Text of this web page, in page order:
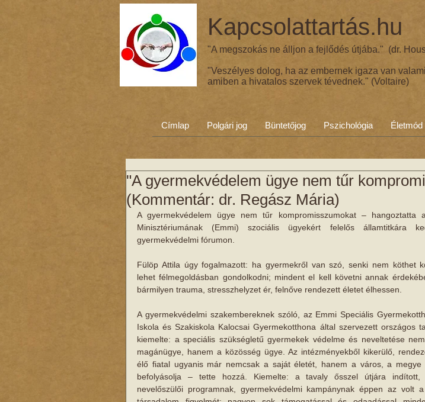
Kapcsolattartás.hu
"A megszokás ne álljon a fejlődés útjába." (dr.
"Veszélyes dolog, ha az embernek igaza van
amiben a hivatalos szervek tévednek." (Voltaire)
Címlap Polgári jog Büntetőjog Pszichológia Életmód
"A gyermekvédelem ügye nem tűr
(Kommentár: dr. Regász Mária)
A gyermekvédelem ügye nem tűr kompromisszumokat – hangoztatta
Minisztériumának (Emmi) szociális ügyekért felelős államtitkára
gyermekvédelmi fórumon.
Fülöp Attila úgy fogalmazott: ha gyermekről van szó, senki nem köthet
lehet félmegoldásban gondolkodni; mindent el kell követni annak
bármilyen trauma, stresszhelyzet ér, felnőve rendezett életet élhessen.
A gyermekvédelmi szakembereknek szóló, az Emmi Speciális
Iskola és Szakiskola Kalocsai Gyermekotthona által szervezett országos
kiemelte: a speciális szükségletű gyermekek védelme és neveltetése
magánügye, hanem a közösség ügye. Az intézményekből kikerülő,
élő fiatal ugyanis már nemcsak a saját életét, hanem a város, a
befolyásolja – tette hozzá. Kiemelte: a tavaly ősszel útjára indított,
nevelőszülői programnak, gyermekvédelmi kampánynak éppen az volt